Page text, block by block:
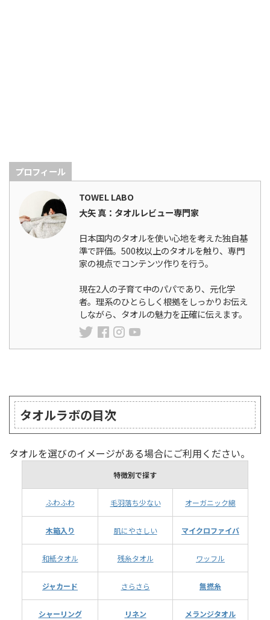
プロフィール
TOWEL LABO
大矢 真：タオルレビュー専門家
日本国内のタオルを使い心地を考えた独自基
準で評価。500枚以上のタオルを触り、専門
家の視点でコンテンツ作りを行う。
現在2人の子育て中のパパであり、元化学
者。理系のひとらしく根拠をしっかりお伝え
しながら、タオルの魅力を正確に伝えます。
タオルラボの目次
タオルを選びのイメージがある場合にご利用ください。
特徴別で探す
ふわふわ 毛羽落ち少ない オーガニック綿
木箱入り 肌にやさしい マイクロファイバ
和紙タオル 残糸タオル ワッフル
ジャカード さらさら 無撚糸
シャーリング リネン メランジタオル